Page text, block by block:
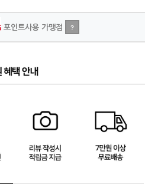
포인트사용 가맹점 ?